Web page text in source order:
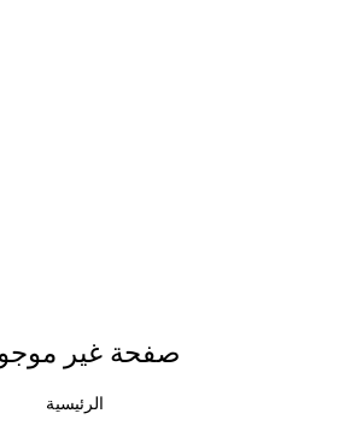
صفحة غير
الرئيسية